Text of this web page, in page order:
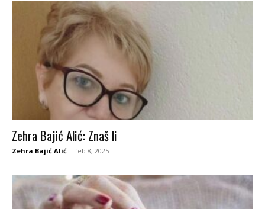
Zehra Bajić Alić: Znaš li
Zehra Bajić Alić - feb 8, 2025